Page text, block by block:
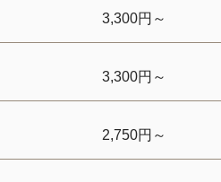
3,300円～
3,300円～
2,750円～